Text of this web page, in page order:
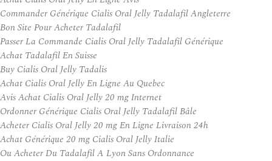
Commander Générique Cialis Oral Jelly Tadalafil Angleterre
Bon Site Pour Acheter Tadalafil
Passer La Commande Cialis Oral Jelly Tadalafil Générique
Achat Tadalafil En Suisse
Buy Cialis Oral Jelly Tadalis
Achat Cialis Oral Jelly En Ligne Au Quebec
Avis Achat Cialis Oral Jelly 20 mg Internet
Ordonner Générique Cialis Oral Jelly Tadalafil Bâle
Acheter Cialis Oral Jelly 20 mg En Ligne Livraison 24h
Achat Générique 20 mg Cialis Oral Jelly Italie
Ou Acheter Du Tadalafil A Lyon Sans Ordonnance